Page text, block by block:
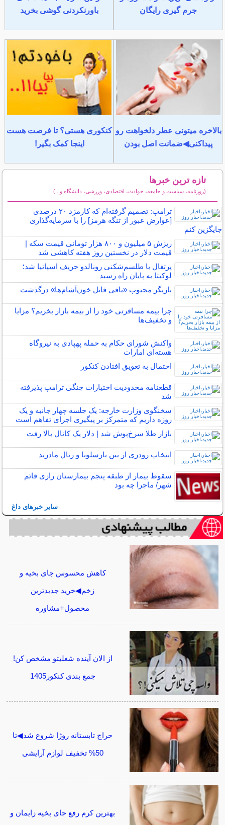
جرم گیری رایگان
باورنکردنی گوشی بخرید
بالاخره میتونی عطر دلخواهت رو
پیداکنی◀ضمانت اصل بودن
کنکوری هستی؟ تا فرصت هست
اینجا کمک بگیر!
تازه ترین خبرها
(روزنامه، سیاست و جامعه، حوادث، اقتصادی، ورزشی، دانشگاه و...)
ترامپ: تصمیم گرفته‌ام که کارمزد ۲۰ درصدی
[عوارض عبور از تنگه هرمز] را با سرمایه‌گذاری
جایگزین کنم
ریزش ۵ میلیون و ۸۰۰ هزار تومانی قیمت سکه |
قیمت دلار در نخستین روز هفته کاهشی شد
پرتغال با طلسم‌شکنی رونالدو حریف اسپانیا شد؛
لوکیتا به پایان راه رسید
بازیگر محبوب «بافی قاتل خون‌آشام‌ها» درگذشت
چرا بیمه مسافرتی خود را از بیمه بازار بخریم؟ مزایا
و تخفیف‌ها
واکنش شورای حکام به حمله پهپادی به نیروگاه
هسته‌ای امارات
احتمال به تعویق افتادن کنکور
قطعنامه محدودیت اختیارات جنگی ترامپ پذیرفته
شد
سخنگوی وزارت خارجه: یک جلسه چهار جانبه و یک
روزه داریم که متمرکز بر پیگیری اجرای تفاهم است
بازار طلا سرخ‌پوش شد | دلار یک کانال بالا رفت
انتخاب رودری از بین بارسلونا و رئال مادرید
سقوط بیمار از طبقه پنجم بیمارستان رازی قائم
شهر/ ماجرا چه بود
سایر خبرهای داغ
کاهش محسوس جای بخیه و
زخم◀خرید جدیدترین
محصول+مشاوره
از الان آینده شغلیتو مشخص کن!
جمع بندی کنکور1405
حراج تابستانه روژا شروع شد◀تا
50% تخفیف لوازم آرایشی
بهترین کرم رفع جای بخیه زایمان و